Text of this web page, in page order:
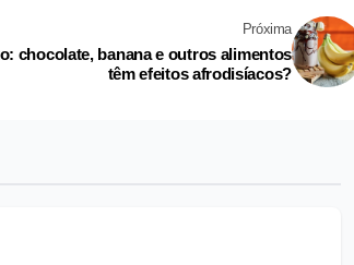
Próxima
chocolate, banana e outros alimentos
têm efeitos afrodisíacos?